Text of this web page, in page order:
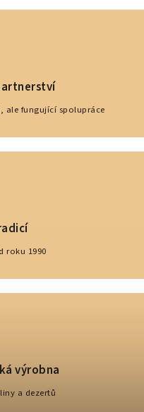
ale fungující spolupráce
roku 1990
výrobna
a dezertů